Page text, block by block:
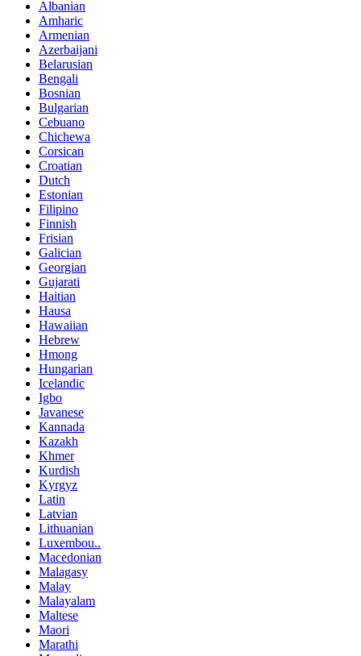
Albanian
Amharic
Armenian
Azerbaijani
Belarusian
Bengali
Bosnian
Bulgarian
Cebuano
Chichewa
Corsican
Croatian
Dutch
Estonian
Filipino
Finnish
Frisian
Galician
Georgian
Gujarati
Haitian
Hausa
Hawaiian
Hebrew
Hmong
Hungarian
Icelandic
Igbo
Javanese
Kannada
Kazakh
Khmer
Kurdish
Kyrgyz
Latin
Latvian
Lithuanian
Luxembou..
Macedonian
Malagasy
Malay
Malayalam
Maltese
Maori
Marathi